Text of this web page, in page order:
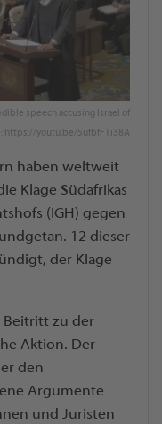
speech accusing Israel of
https://youtu.be/5ufbfFTi38A
haben weltweit
Klage Südafrikas
(IGH) gegen
12 dieser
der Klage
Beitritt zu der
Aktion. Der
den
Argumente
und Juristen